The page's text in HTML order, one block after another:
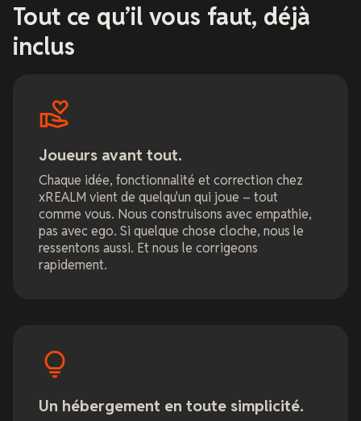
Tout ce qu’il vous faut, déjà
inclus
Joueurs avant tout.
Chaque idée, fonctionnalité et correction chez
xREALM vient de quelqu'un qui joue – tout
comme vous. Nous construisons avec empathie,
pas avec ego. Si quelque chose cloche, nous le
ressentons aussi. Et nous le corrigeons
rapidement.
Un hébergement en toute simplicité.